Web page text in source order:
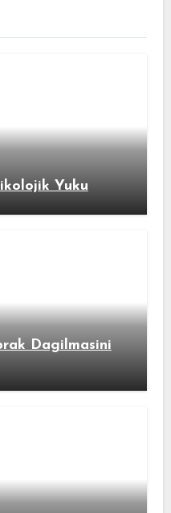
Yuku
Dagilmasini